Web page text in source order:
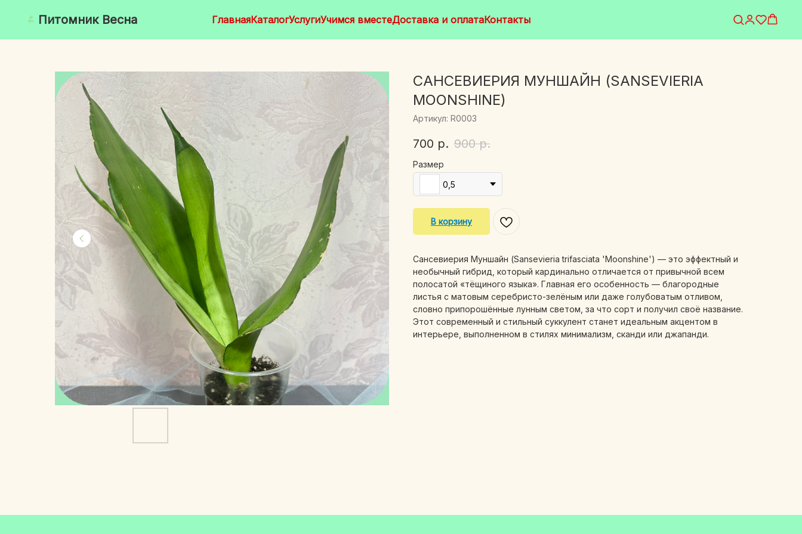
Питомник Весна ГлавнаяКаталогУслугиУчимся вместеДоставка и оплатаКонтакты
САНСЕВИЕРИЯ МУНШАЙН (SANSEVIERIA
MOONSHINE)
Артикул: R0003
700 р. 900 р.
Размер
0,5
В корзину
Сансевиерия Муншайн (Sansevieria trifasciata 'Moonshine') — это эффектный и
необычный гибрид, который кардинально отличается от привычной всем
полосатой «тёщиного языка». Главная его особенность — благородные
листья с матовым серебристо-зелёным или даже голубоватым отливом,
словно припорошённые лунным светом, за что сорт и получил своё название.
Этот современный и стильный суккулент станет идеальным акцентом в
интерьере, выполненном в стилях минимализм, сканди или джапанди.